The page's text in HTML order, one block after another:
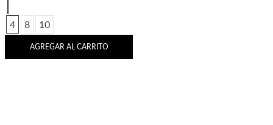
4 8 10
AGREGAR AL CARRITO